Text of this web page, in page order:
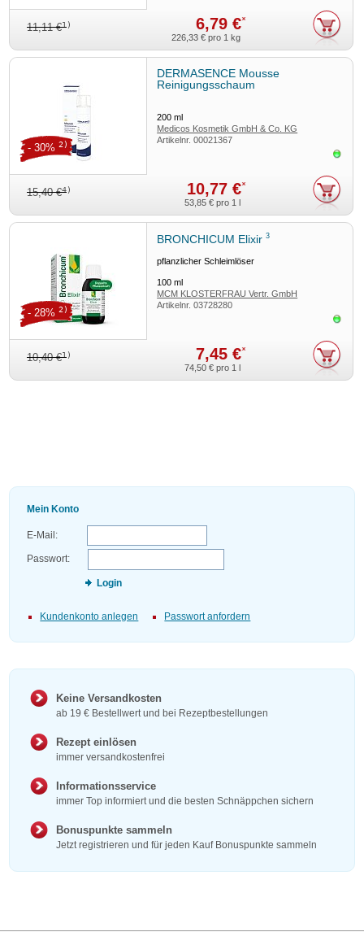
11,11 €1) 6,79 €*
226,33 € pro 1 kg
DERMASENCE Mousse
Reinigungsschaum
200ml
Medicos Kosmetik GmbH & Co. KG
Artikelnr.00021367
15,40 €4) 10,77 €*
- 30% 2)
53,85 € pro 1 l
BRONCHICUM Elixir3
pflanzlicher Schleimlöser
100ml
MCM KLOSTERFRAU Vertr. GmbH
Artikelnr.03728280
10,40 €1) 7,45 €*
- 28% 2)
74,50 € pro 1 l
Mein Konto
E-Mail:
Passwort:
Login
Kundenkonto anlegen Passwort anfordern
Keine Versandkosten
ab 19 € Bestellwert und bei Rezeptbestellungen
Rezept einlösen
immer versandkostenfrei
Informationsservice
immer Top informiert und die besten Schnäppchen sichern
Bonuspunkte sammeln
Jetzt registrieren und für jeden Kauf Bonuspunkte sammeln